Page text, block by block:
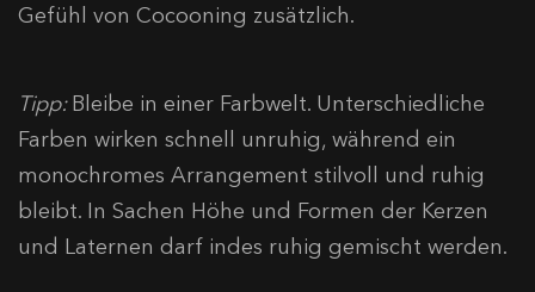
Gefühl von Cocooning zusätzlich.
Tipp:Bleibe in einer Farbwelt. Unterschiedliche
Farben wirken schnell unruhig, während ein
monochromes Arrangement stilvoll und ruhig
bleibt. In Sachen Höhe und Formen der Kerzen
und Laternen darf indes ruhig gemischt werden.